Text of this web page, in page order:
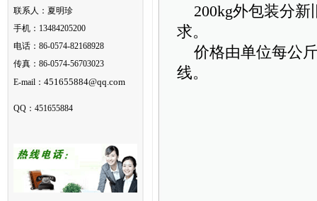
联系人：夏明珍
手机：13484205200
电话：86-0574-82168928
传真：86-0574-56703023
E-mail： 451655884@qq.com
QQ：451655884
200kg外包装分新
求。
价格由单位每公斤
线。